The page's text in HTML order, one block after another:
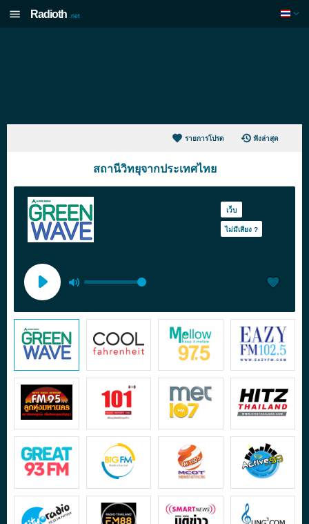
Radioth .net
รายการโปรด ฟังล่าสุด
สถานีวิทยุจากประเทศไทย
เว็บ
ไม่มีเสียง ?